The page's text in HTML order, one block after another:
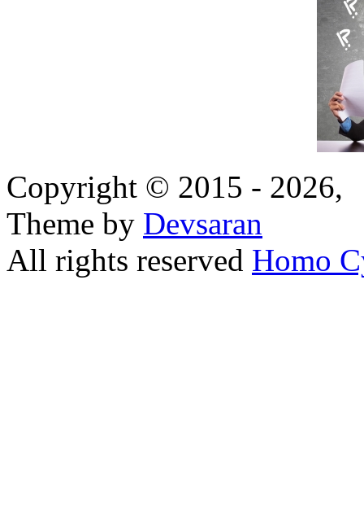
Copyright © 2015 - 2026,
Theme by Devsaran
All rights reserved Homo